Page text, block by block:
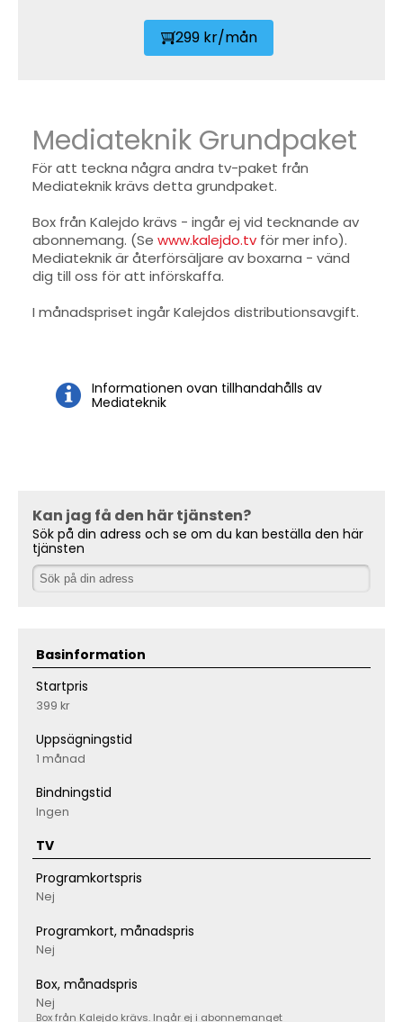
299 kr/mån
Mediateknik Grundpaket
För att teckna några andra tv-paket från
Mediateknik krävs detta grundpaket.
Box från Kalejdo krävs - ingår ej vid tecknande av
abonnemang. (Se www.kalejdo.tv för mer info).
Mediateknik är återförsäljare av boxarna - vänd
dig till oss för att införskaffa.
I månadspriset ingår Kalejdos distributionsavgift.
Informationen ovan tillhandahålls av
Mediateknik
Kan jag få den här tjänsten?
Sök på din adress och se om du kan beställa den här
tjänsten
Basinformation
Startpris
399 kr
Uppsägningstid
1 månad
Bindningstid
Ingen
TV
Programkortspris
Nej
Programkort, månadspris
Nej
Box, månadspris
Nej
Box från Kalejdo krävs. Ingår ej i abonnemanget